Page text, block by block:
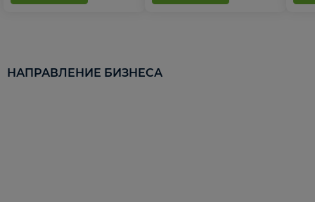
НАПРАВЛЕНИЕ БИЗНЕСА